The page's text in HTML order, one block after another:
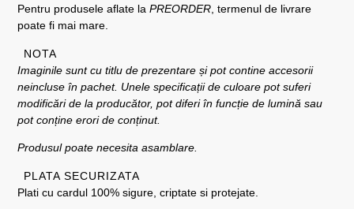
Pentru produsele aflate la PREORDER, termenul de livrare
poate fi mai mare.
NOTA
Imaginile sunt cu titlu de prezentare și pot contine accesorii
neincluse în pachet. Unele specificații de culoare pot suferi
modificări de la producător, pot diferi în funcție de lumină sau
pot conține erori de conținut.
Produsul poate necesita asamblare.
PLATA SECURIZATA
Plati cu cardul 100% sigure, criptate si protejate.